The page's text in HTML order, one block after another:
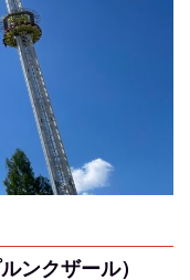
ンクザール）